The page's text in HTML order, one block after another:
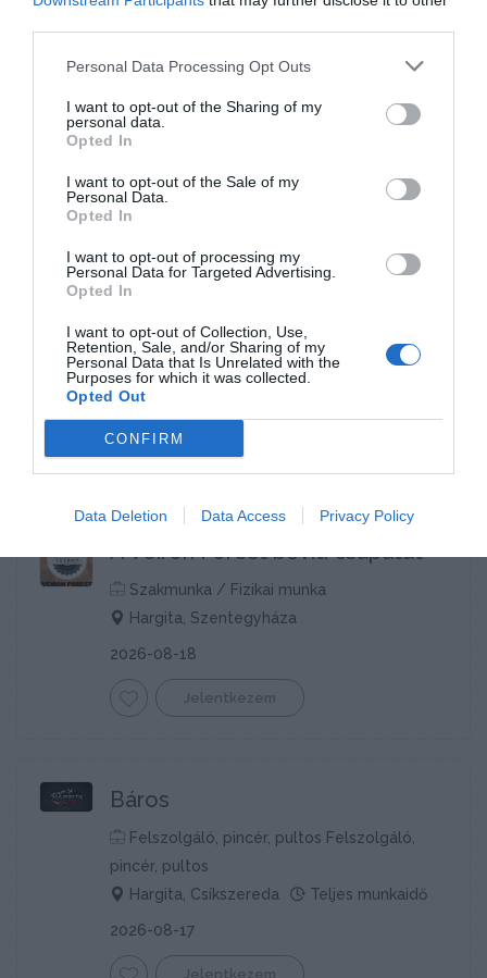
Personal Data Processing Opt Outs
I want to opt-out of the Sharing of my
personal data.
Opted In
I want to opt-out of the Sale of my
Personal Data.
Opted In
I want to opt-out of processing my
Personal Data for Targeted Advertising.
Opted In
I want to opt-out of Collection, Use,
Retention, Sale, and/or Sharing of my
Personal Data that Is Unrelated with the
Purposes for which it was collected.
Opted Out
CONFIRM
Data Deletion Data Access Privacy Policy
Megosztom:
Hasonló álláshirdetések
A Veiron Forest bővíti csapatát
Szakmunka / Fizikai munka
Hargita, Szentegyháza
2026-08-18
Jelentkezem
Báros
Felszolgáló, pincér, pultos Felszolgáló,
pincér, pultos
Hargita, Csíkszereda
Teljes munkaidő
2026-08-17
Jelentkezem